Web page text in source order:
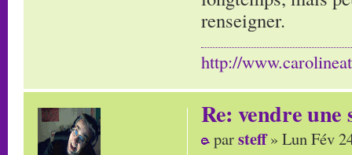
renseigner.
http://
Re: vendre une
parsteff» Lun Fév